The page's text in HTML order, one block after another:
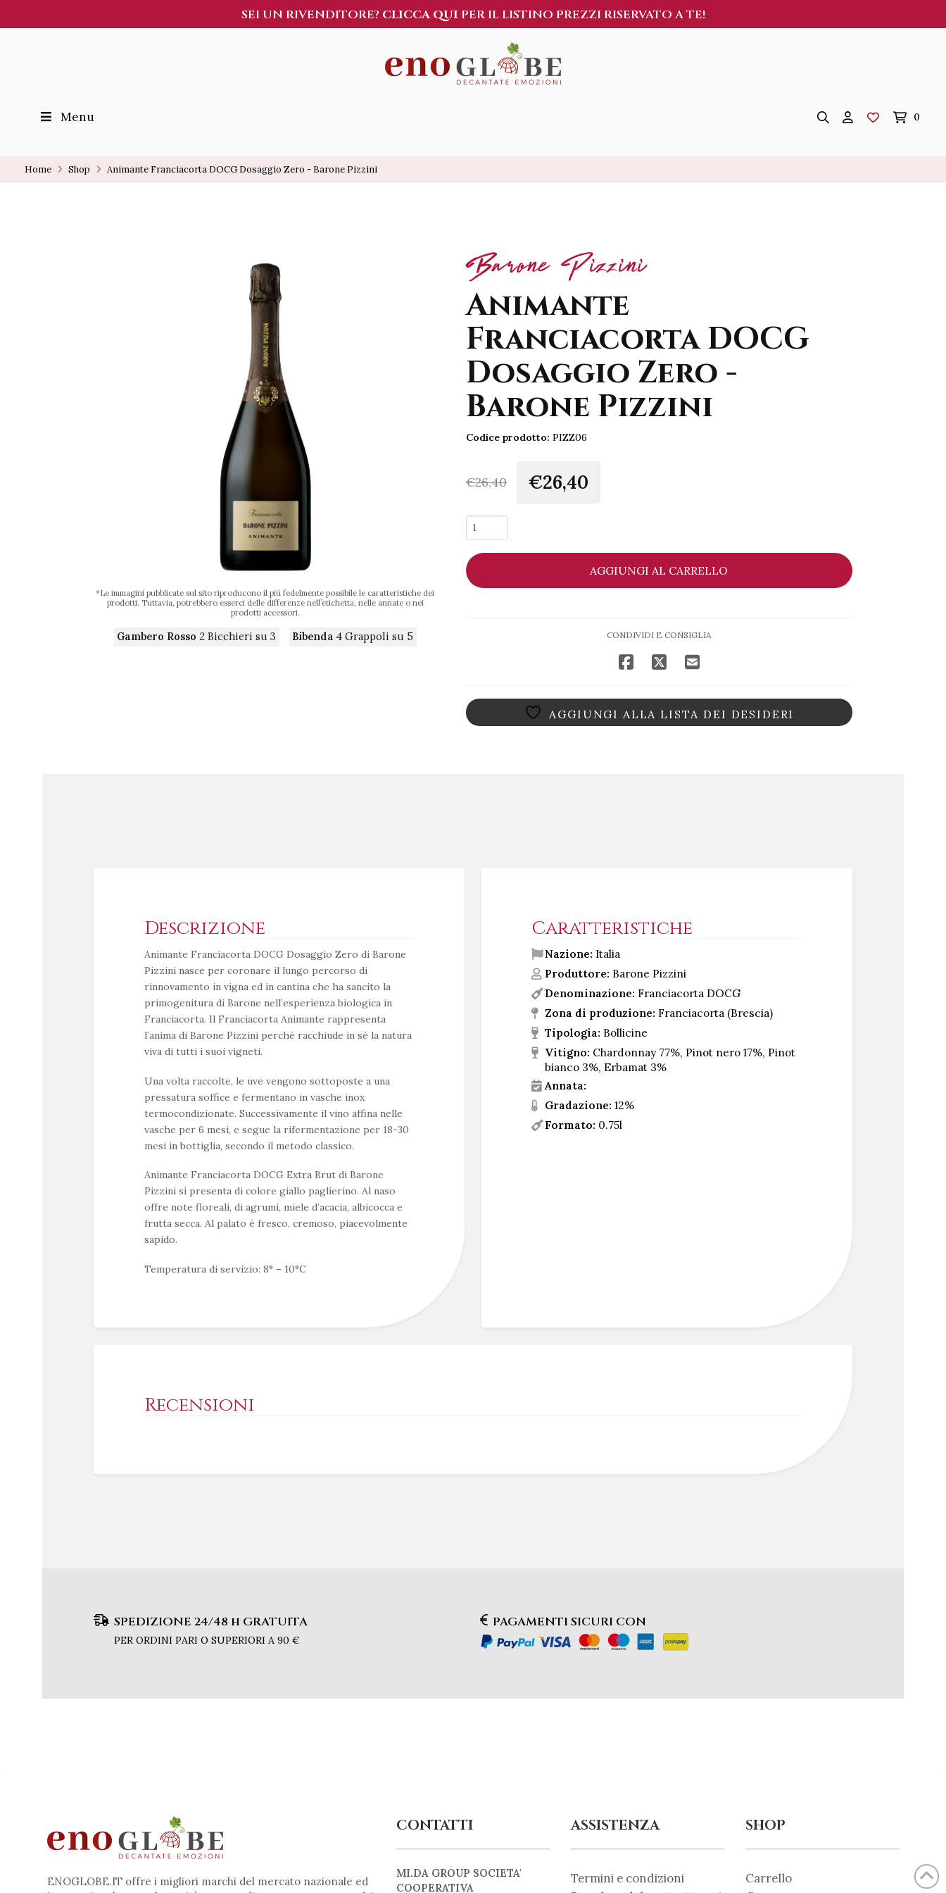
SEI UN RIVENDITORE? CLICCA QUI PER IL LISTINO PREZZI RISERVATO A TE!
Menu 0
Home Shop Animante Franciacorta DOCG Dosaggio Zero - Barone Pizzini
Barone Pizzini
Animante
Franciacorta DOCG
Dosaggio Zero -
Barone Pizzini
Codice prodotto: PIZZ06
€26,40 €26,40
Animante
Franciacorta
DOCG
Dosaggio
Zero
AGGIUNGI AL CARRELLO
CONDIVIDI E CONSIGLIA
AGGIUNGI ALLA LISTA DEI DESIDERI
*Le immagini pubblicate sul sito riproducono il più fedelmente possibile le caratteristiche dei
prodotti. Tuttavia, potrebbero esserci delle differenze nell’etichetta, nelle annate o nei
prodotti accessori.
Gambero Rosso 2 Bicchieri su 3 Bibenda 4 Grappoli su 5
Descrizione
Animante Franciacorta DOCG Dosaggio Zero di Barone
Pizzini nasce per coronare il lungo percorso di
rinnovamento in vigna ed in cantina che ha sancito la
primogenitura di Barone nell’esperienza biologica in
Franciacorta. Il Franciacorta Animante rappresenta
l’anima di Barone Pizzini perché racchiude in sé la natura
viva di tutti i suoi vigneti.
Una volta raccolte, le uve vengono sottoposte a una
pressatura soffice e fermentano in vasche inox
termocondizionate. Successivamente il vino affina nelle
vasche per 6 mesi, e segue la rifermentazione per 18-30
mesi in bottiglia, secondo il metodo classico.
Animante Franciacorta DOCG Extra Brut di Barone
Pizzini si presenta di colore giallo paglierino. Al naso
offre note floreali, di agrumi, miele d’acacia, albicocca e
frutta secca. Al palato è fresco, cremoso, piacevolmente
sapido.
Temperatura di servizio: 8° – 10°C
Caratteristiche
Nazione: Italia
Produttore: Barone Pizzini
Denominazione: Franciacorta DOCG
Zona di produzione: Franciacorta (Brescia)
Tipologia: Bollicine
Vitigno: Chardonnay 77%, Pinot nero 17%, Pinot
bianco 3%, Erbamat 3%
Annata:
Gradazione: 12%
Formato: 0.75l
Recensioni
SPEDIZIONE 24/48 h GRATUITA
PER ORDINI PARI O SUPERIORI A 90 €
PAGAMENTI SICURI CON
ENOGLOBE.IT offre i migliori marchi del mercato nazionale ed
CONTATTI
MI.DA GROUP SOCIETA'
COOPERATIVA
ASSISTENZA
Termini e condizioni
SHOP
Carrello